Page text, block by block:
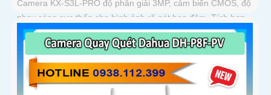
Camera KX-S3L-PRO độ phân giải 3MP, cảm biến CMOS, độ
nhạy sáng cực thấp cho hình ảnh rõ nét ban đêm. Tích hợp
WiFi 6, hỗ trợ Auto Tracking, phát hiện người và phương tiện,
đàm thoại 2 chiều, báo động còi hú, đèn chớp